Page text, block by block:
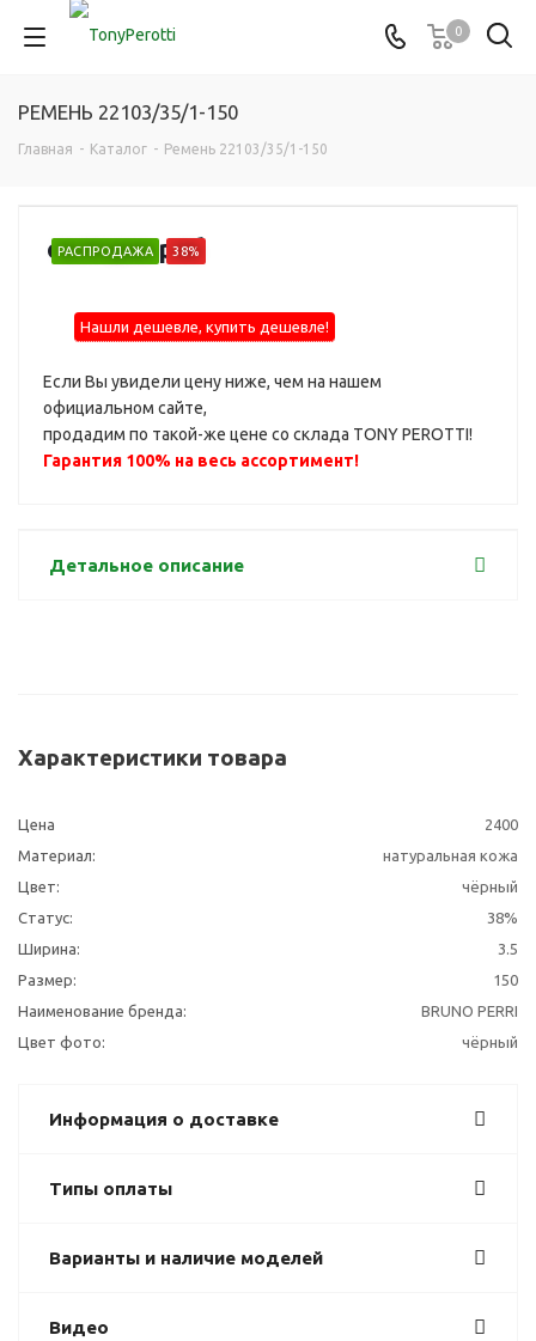
0
РЕМЕНЬ 22103/35/1-150
Главная - Каталог - Ремень 22103/35/1-150
РАСПРОДАЖА 38%
от2 020 руб
Нашли дешевле, купить дешевле!
Если Вы увидели цену ниже, чем на нашем
официальном сайте,
продадим по такой-же цене со склада TONY PEROTTI!
Гарантия 100% на весь ассортимент!
Детальное описание
Характеристики товара
Цена
2400
Материал:
натуральная кожа
Цвет:
чёрный
Статус:
38%
Ширина:
3.5
Размер:
150
Наименование бренда:
BRUNO PERRI
Цвет фото:
чёрный
Информация о доставке
Типы оплаты
Варианты и наличие моделей
Видео